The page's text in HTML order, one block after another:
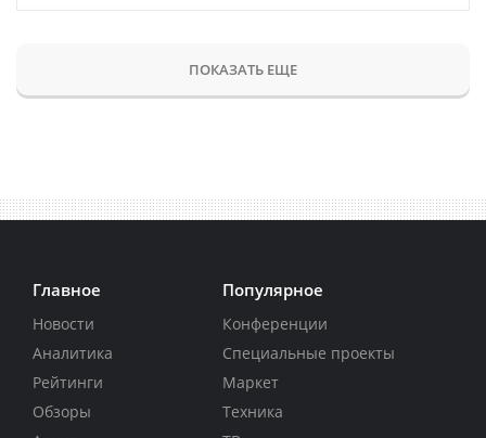
ПОКАЗАТЬ ЕЩЕ
Главное
Новости
Аналитика
Рейтинги
Обзоры
Популярное
Конференции
Специальные проекты
Маркет
Техника